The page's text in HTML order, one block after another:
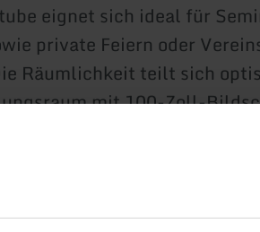
eignet sich ideal für
private Feiern oder
Räumlichkeit teilt sich
mit 100-Zoll-
Bier.
ist ein Soundsystem für